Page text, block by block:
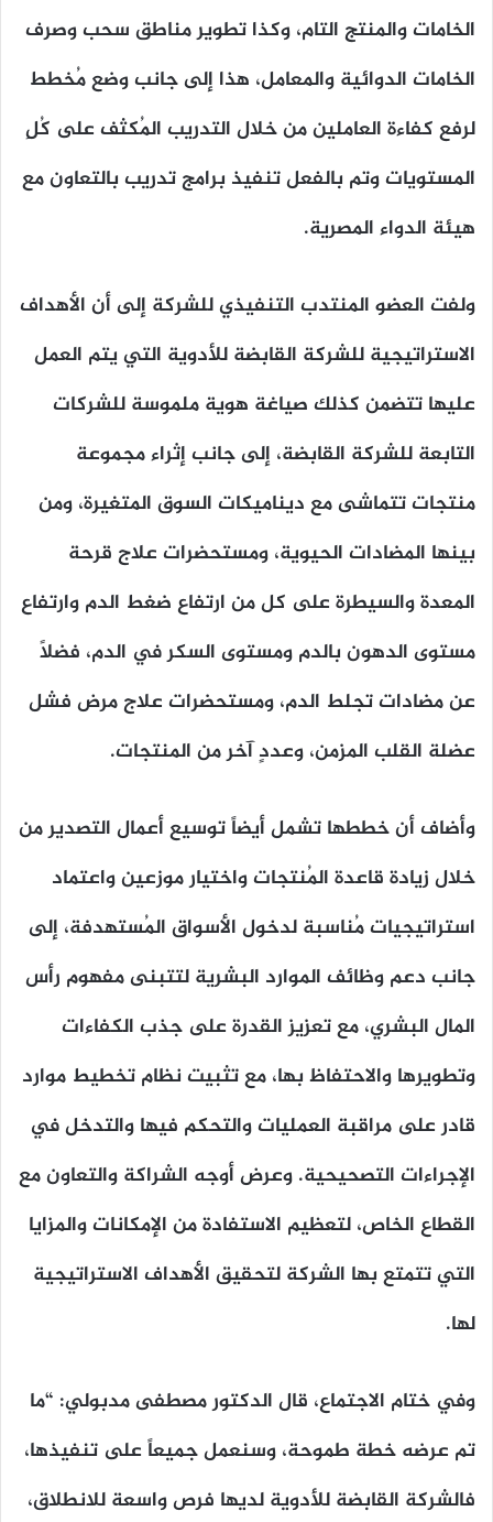
الخامات والمنتج التام، وكذا تطوير مناطق سحب وصرف
الخامات الدوائية والمعامل، هذا إلى جانب وضع مُخطط
لرفع كفاءة العاملين من خلال التدريب المُكثف على كُلِ
المستويات وتم بالفعل تنفيذ برامج تدريب بالتعاون مع
هيئة الدواء المصرية.
ولفت العضو المنتدب التنفيذي للشركة إلى أن الأهداف
الاستراتيجية للشركة القابضة للأدوية التي يتم العمل
عليها تتضمن كذلك صياغة هوية ملموسة للشركات
التابعة للشركة القابضة، إلى جانب إثراء مجموعة
منتجات تتماشى مع ديناميكات السوق المتغيرة، ومن
بينها المضادات الحيوية، ومستحضرات علاج قرحة
المعدة والسيطرة على كل من ارتفاع ضغط الدم وارتفاع
مستوى الدهون بالدم ومستوى السكر في الدم، فضلاً
عن مضادات تجلط الدم، ومستحضرات علاج مرض فشل
عضلة القلب المزمن، وعددٍ آخر من المنتجات.
وأضاف أن خططها تشمل أيضاً توسيع أعمال التصدير من
خلال زيادة قاعدة المُنتجات واختيار موزعين واعتماد
استراتيجيات مُناسبة لدخول الأسواق المُستهدفة، إلى
جانب دعم وظائف الموارد البشرية لتتبنى مفهوم رأس
المال البشري، مع تعزيز القدرة على جذب الكفاءات
وتطويرها والاحتفاظ بها، مع تثبيت نظام تخطيط موارد
قادر على مراقبة العمليات والتحكم فيها والتدخل في
الإجراءات التصحيحية. وعرض أوجه الشراكة والتعاون مع
القطاع الخاص، لتعظيم الاستفادة من الإمكانات والمزايا
التي تتمتع بها الشركة لتحقيق الأهداف الاستراتيجية
لها.
وفي ختام الاجتماع، قال الدكتور مصطفى مدبولي: “ما
تم عرضه خطة طموحة، وسنعمل جميعاً على تنفيذها،
فالشركة القابضة للأدوية لديها فرص واسعة للانطلاق،